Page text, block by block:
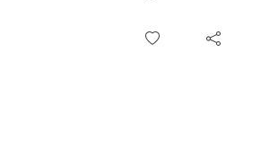
kde je